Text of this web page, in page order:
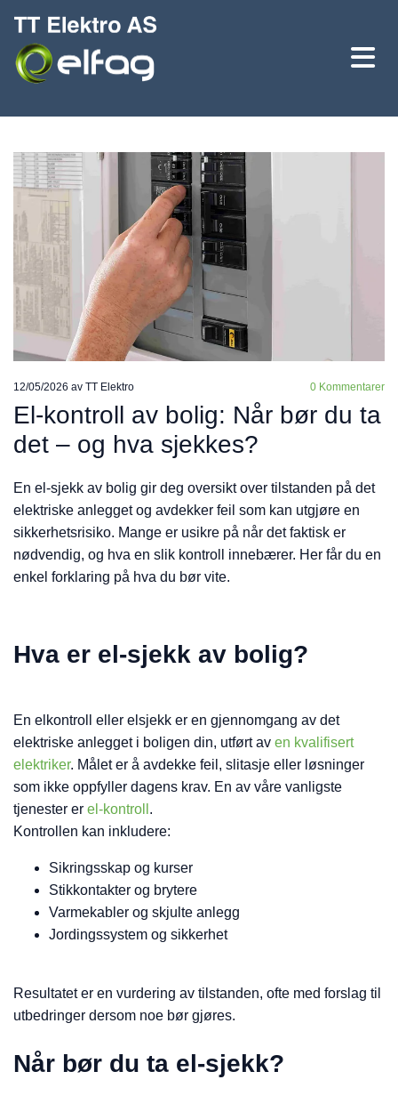
12/05/2026 av TT Elektro 0 Kommentarer
El-kontroll av bolig: Når bør du ta
det – og hva sjekkes?
En el-sjekk av bolig gir deg oversikt over tilstanden på det
elektriske anlegget og avdekker feil som kan utgjøre en
sikkerhetsrisiko. Mange er usikre på når det faktisk er
nødvendig, og hva en slik kontroll innebærer. Her får du en
enkel forklaring på hva du bør vite.
Hva er el-sjekk av bolig?
En elkontroll eller elsjekk er en gjennomgang av det
elektriske anlegget i boligen din, utført av en kvalifisert
elektriker. Målet er å avdekke feil, slitasje eller løsninger
som ikke oppfyller dagens krav. En av våre vanligste
tjenester er el-kontroll .
Kontrollen kan inkludere:
Sikringsskap og kurser
Stikkontakter og brytere
Varmekabler og skjulte anlegg
Jordingssystem og sikkerhet
Resultatet er en vurdering av tilstanden, ofte med forslag til
utbedringer dersom noe bør gjøres.
Når bør du ta el-sjekk?